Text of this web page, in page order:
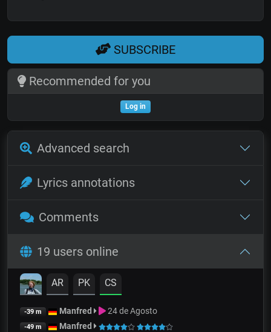
SUBSCRIBE
Recommended for you
Log in
Advanced search
Lyrics annotations
Comments
19 users online
AR PK CS
-39 m Manfred 24 de Agosto
-49 m Manfred